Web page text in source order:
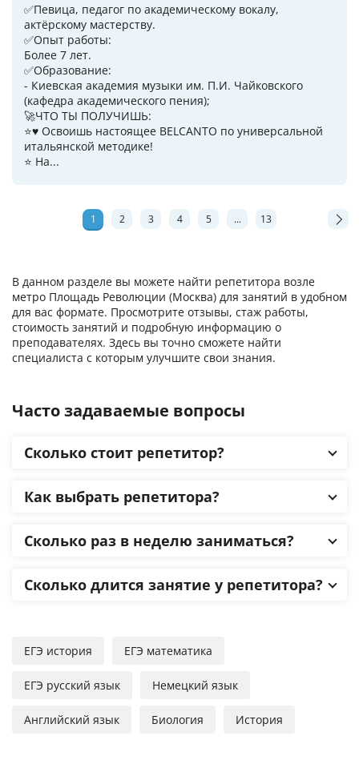
В данном разделе вы можете найти репетитора возле
метро Площадь Революции (Москва) для занятий в удобном
для вас формате. Просмотрите отзывы, стаж работы,
стоимость занятий и подробную информацию о
преподавателях. Здесь вы точно сможете найти
специалиста с которым улучшите свои знания.
✅Певица, педагог по академическому вокалу,
актёрскому мастерству.
✅Опыт работы:
Более 7 лет.
✅Образование:
- Киевская академия музыки им. П.И. Чайковского
(кафедра академического пения);
🚀ЧТО ТЫ ПОЛУЧИШЬ:
⭐♥️ Освоишь настоящее BELCANTO по универсальной
итальянской методике!
⭐ На...
1 2 3 4 5 ... 13
Часто задаваемые вопросы
Сколько стоит репетитор?
Как выбрать репетитора?
Сколько раз в неделю заниматься?
Сколько длится занятие у репетитора?
ЕГЭ история ЕГЭ математика
ЕГЭ русский язык Немецкий язык
Английский язык Биология История